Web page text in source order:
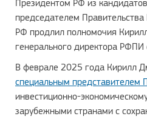
Президентом РФ из
председателем
РФ продлил полномочия
генерального директора РФПИ
В феврале 2025 года Кирилл
специальным представителем
инвестиционно-
зарубежными странами с